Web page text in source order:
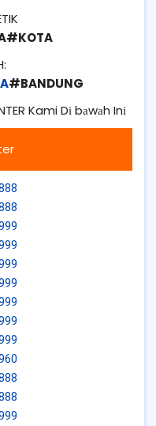
#BANDUNG
Kami Dі bаwаh Inі